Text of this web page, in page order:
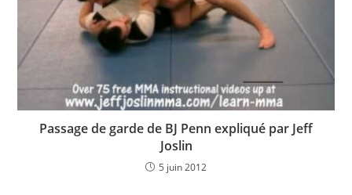
Passage de garde de BJ Penn expliqué par Jeff
Joslin
5 juin 2012